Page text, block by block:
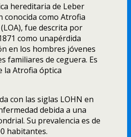
hereditaria de Leber
conocida como Atrofia
fue descrita por
como unapérdida
en los hombres jóvenes
familiares de ceguera. Es
la Atrofia óptica
con las siglas LOHN en
debida a una
Su prevalencia es de
habitantes.